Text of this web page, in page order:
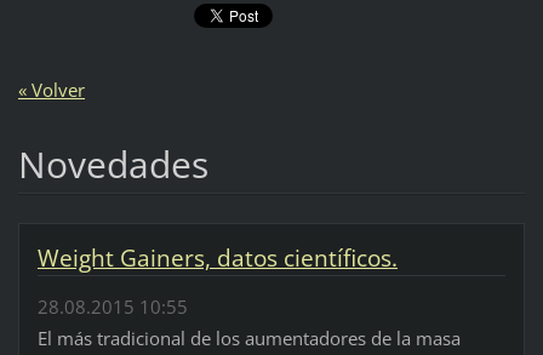
« Volver
Novedades
Weight Gainers, datos científicos.
28.08.2015 10:55
El más tradicional de los aumentadores de la masa